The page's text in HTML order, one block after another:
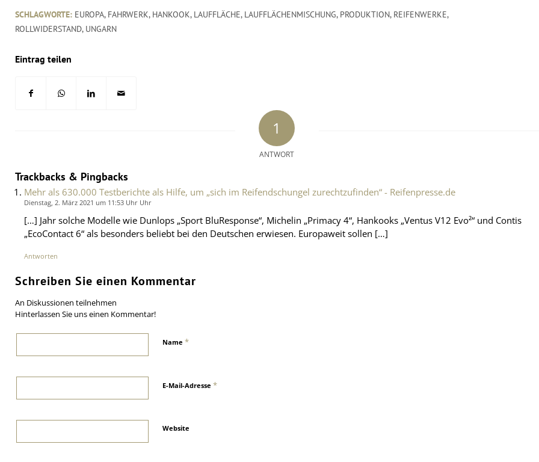
SCHLAGWORTE: EUROPA, FAHRWERK, HANKOOK, LAUFFLÄCHE, LAUFFLÄCHENMISCHUNG, PRODUKTION, REIFENWERKE,
ROLLWIDERSTAND, UNGARN
Eintrag teilen
1
ANTWORT
Trackbacks & Pingbacks
Mehr als 630.000 Testberichte als Hilfe, um „sich im Reifendschungel zurechtzufinden“ - Reifenpresse.de
Dienstag, 2. März 2021 um 11:53 Uhr Uhr
[…] Jahr solche Modelle wie Dunlops „Sport BluResponse“, Michelin „Primacy 4“, Hankooks „Ventus V12 Evo²“ und Contis
„EcoContact 6“ als besonders beliebt bei den Deutschen erwiesen. Europaweit sollen […]
Antworten
Schreiben Sie einen Kommentar
An Diskussionen teilnehmen
Hinterlassen Sie uns einen Kommentar!
Name *
E-Mail-Adresse *
Website